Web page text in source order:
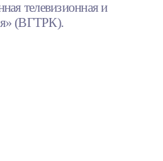
телевизионная и
(ВГТРК).